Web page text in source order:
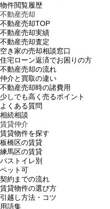
物件閲覧履歴
不動産売却
不動産売却TOP
不動産売却実績
不動産売却査定
空き家の売却相談窓口
住宅ローン返済でお困りの方
不動産売却の流れ
仲介と買取の違い
不動産売却時の諸費用
少しでも高く売るポイント
よくある質問
相続相談
賃貸仲介
賃貸物件を探す
板橋区の賃貸
練馬区の賃貸
バストイレ別
ペット可
契約までの流れ
賃貸物件の選び方
引越し方法・コツ
用語集